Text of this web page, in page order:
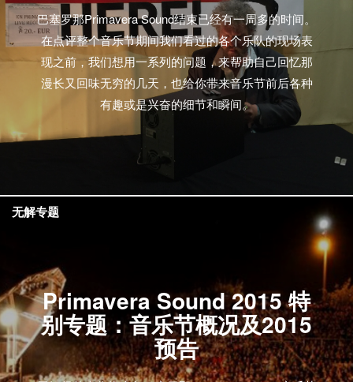
巴塞罗那Primavera Sound结束已经有一周多的时间。
在点评整个音乐节期间我们看过的各个乐队的现场表
现之前，我们想用一系列的问题，来帮助自己回忆那
漫长又回味无穷的几天，也给你带来音乐节前后各种
有趣或是兴奋的细节和瞬间。
Primavera Sound 2015 特
别专题：音乐节概况及2015
预告
无解专题